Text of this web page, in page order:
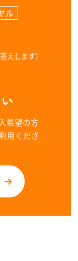
ル
えします）
希望の方
用くださ